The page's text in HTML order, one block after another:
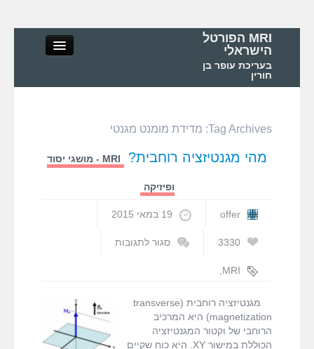
MRI הפורטל
הישראלי
בעריכת עופר בן
חורין
MRI – מושגי יסוד ופיזיקה
fMRI ודימות המוח
Tag Archives: מדידת מומנט מגנטי
מהי מגנטיזציה רוחבית? MRI - מושגי יסוד
ופיזיקה
offer 19 במאי 2015
3330
סגור לתגובות
רוחבית?
MRI
רוחבית,מדידת
מומנט מגנטי
עופר בן חורין
מגנטיזציה רוחבית (transverse
magnetization) היא המרכיב
הרוחבי של וקטור המגנטיזציה
הכוללת במישור XY. היא כוח שקיים